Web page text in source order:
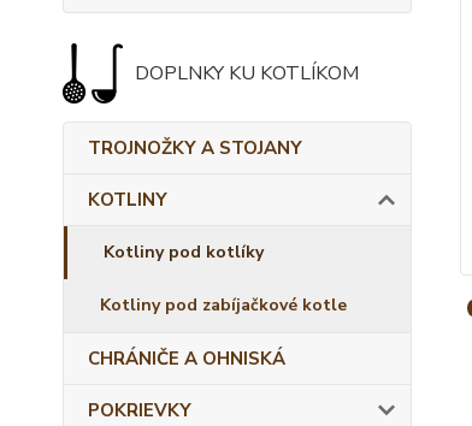
DOPLNKY KU KOTLÍKOM
TROJNOŽKY A STOJANY
KOTLINY
Kotliny pod kotlíky
Kotliny pod zabíjačkové kotle
CHRÁNIČE A OHNISKÁ
POKRIEVKY